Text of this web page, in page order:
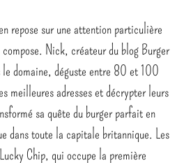
repose sur une attention particulière
Nick, créateur du blog Burger
domaine, déguste entre 80 et 100
meilleures adresses et décrypter leurs
sa quête du burger parfait en
dans toute la capitale britannique. Les
Chip, qui occupe la première